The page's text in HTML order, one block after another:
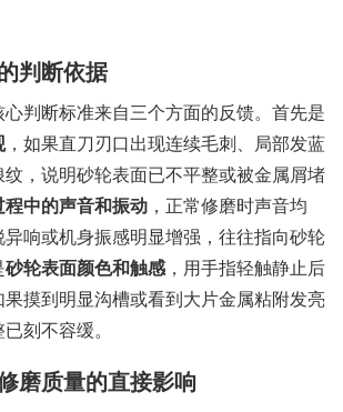
判断依据
判断标准来自三个方面的反馈。首先是
，如果直刀刃口出现连续毛刺、局部发蓝
，说明砂轮表面已不平整或被金属屑堵
程中的声音和振动 ，正常修磨时声音均
响或机身振感明显增强，往往指向砂轮
砂轮表面颜色和触感 ，用手指轻触静止后
果摸到明显沟槽或看到大片金属粘附发亮
刻不容缓。
磨质量的直接影响